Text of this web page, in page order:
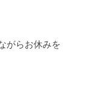
がらお休みを